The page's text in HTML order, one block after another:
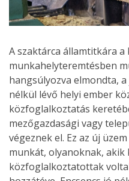
A szaktárca államtitkára
munkahelyteremtésben
hangsúlyozva elmondta,
nélkül lévő helyi ember
közfoglalkoztatás
mezőgazdasági vagy
végeznek el. Ez az új
munkát, olyanoknak, akik
közfoglalkoztatottak